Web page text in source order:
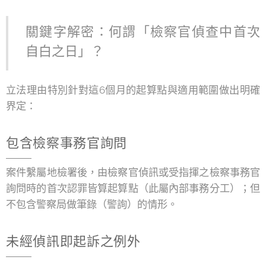
關鍵字解密：何謂「檢察官偵查中首次
自白之日」？
立法理由特別針對這6個月的起算點與適用範圍做出明確
界定：
包含檢察事務官詢問
案件繫屬地檢署後，由檢察官偵訊或受指揮之檢察事務官
詢問時的首次認罪皆算起算點（此屬內部事務分工）；但
不包含警察局做筆錄（警詢）的情形。
未經偵訊即起訴之例外